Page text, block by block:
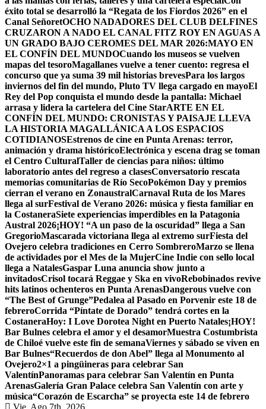
éxito total se desarrolló la “Regata de los Fiordos 2026” en el
Canal SeñoretOCHO NADADORES DEL CLUB DELFINES
CRUZARON A NADO EL CANAL FITZ ROY EN AGUAS A
UN GRADO BAJO CEROMES DEL MAR 2026:MAYO EN
EL CONFÍN DEL MUNDOCuando los museos se vuelven
mapas del tesoroMagallanes vuelve a tener cuento: regresa el
concurso que ya suma 39 mil historias brevesPara los largos
inviernos del fin del mundo, Pluto TV llega cargado en mayoEl
Rey del Pop conquista el mundo desde la pantalla: Michael
arrasa y lidera la cartelera del Cine StarARTE EN EL
CONFÍN DEL MUNDO: CRONISTAS Y PAISAJE LLEVA
LA HISTORIA MAGALLÁNICA A LOS ESPACIOS
COTIDIANOSEstrenos de cine en Punta Arenas: terror,
animación y drama históricoElectrónica y escena drag se toman
el Centro CulturalTaller de ciencias para niños: último
laboratorio antes del regreso a clasesConversatorio rescata
memorias comunitarias de Río SecoPokémon Day y premios
cierran el verano en ZonaustralCarnaval Ruta de los Mares
llega al surFestival de Verano 2026: música y fiesta familiar en
la CostaneraSiete experiencias imperdibles en la Patagonia
Austral 2026¡HOY! “A un paso de la oscuridad” llega a San
GregorioMascarada victoriana llega al extremo surFiesta del
Ovejero celebra tradiciones en Cerro SombreroMarzo se llena
de actividades por el Mes de la MujerCine Indie con sello local
llega a NatalesGaspar Luna anuncia show junto a
invitadosCrisol tocará Reggae y Ska en vivoRebobinados revive
hits latinos ochenteros en Punta ArenasDangerous vuelve con
“The Best of Grunge”Pedalea al Pasado en Porvenir este 18 de
febreroCorrida “Píntate de Dorado” tendrá cortes en la
CostaneraHoy: I Love Dorotea Night en Puerto Natales¡HOY!
Bar Bulnes celebra el amor y el desamorMuestra Costumbrista
de Chiloé vuelve este fin de semanaViernes y sábado se viven en
Bar Bulnes“Recuerdos de don Abel” llega al Monumento al
Ovejero2×1 a pingüineras para celebrar San
ValentínPanoramas para celebrar San Valentín en Punta
ArenasGalería Gran Palace celebra San Valentín con arte y
música“Corazón de Escarcha” se proyecta este 14 de febrero
Vie. Ago 7th, 2026